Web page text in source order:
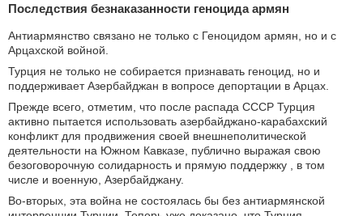
Последствия безнаказанности геноцида армян
Антиармянство связано не только с Геноцидом армян, но и с
Арцахской войной.
Турция не только не собирается признавать геноцид, но и
поддерживает Азербайджан в вопросе депортации в Арцах.
Прежде всего, отметим, что после распада СССР Турция
активно пытается использовать азербайджано-карабахский
конфликт для продвижения своей внешнеполитической
деятельности на Южном Кавказе, публично выражая свою
безоговорочную солидарность и прямую поддержку , в том
числе и военную, Азербайджану.
Во-вторых, эта война не состоялась бы без антиармянской